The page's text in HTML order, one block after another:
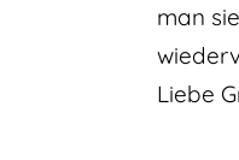
man
Liebe